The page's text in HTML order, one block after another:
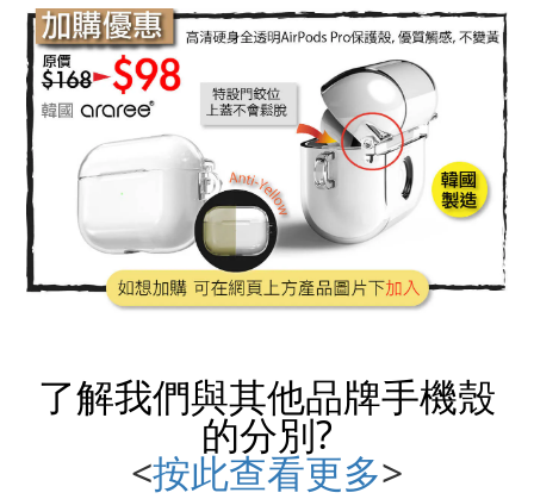
了解我們與其他品牌手機殼
的分別?
<按此查看更多>